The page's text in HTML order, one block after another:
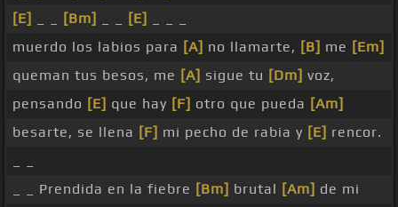
[E]
[Bm] [E]
muerdo los labios para [A] no llamarte, [B] me [Em]
queman tus besos, me [A] sigue tu [Dm] voz,
pensando [E] que hay [F] otro que pueda [Am]
besarte, se llena [F] mi pecho de rabia y [E] rencor.
_ _ Prendida en la fiebre [Bm] brutal [Am] de mi